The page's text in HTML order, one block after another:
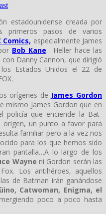
estadounidense creada por
pasos de varios
Comics, especialmente James
Bob Kane. Heller hace las
Danny Cannon, que dirigió
Estados Unidos el 22 de
orígenes de James Gordon
mismo James Gordon que en
policía que enciende la Bat-
origen, un punto a favor para
familiar pero a la vez nos
para los que hemos sido
pantalla…A lo largo de los
Wayne ni Gordon serán las
Los antihéroes, aquellos
de Batman irán ganándose
Catwoman, Enigma, el
poco a poco hasta